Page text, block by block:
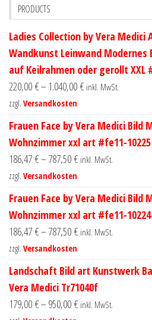
PRODUCTS
Ladies Collection by Vera Medici
Wandkunst Leinwand Modernes
auf Keilrahmen oder gerollt XXL
220,00 €– 1.040,00 € inkl. MwSt.
zzgl. Versandkosten
Frauen Face by Vera Medici Bild
Wohnzimmer xxl art #fe11-10225
186,47 €–787,50 € inkl. MwSt.
zzgl. Versandkosten
Frauen Face by Vera Medici Bild
Wohnzimmer xxl art #fe11-10224
186,47 €–787,50 € inkl. MwSt.
zzgl. Versandkosten
Landschaft Bild art Kunstwerk
Vera Medici Tr71040f
179,00 €–950,00 € inkl. MwSt.